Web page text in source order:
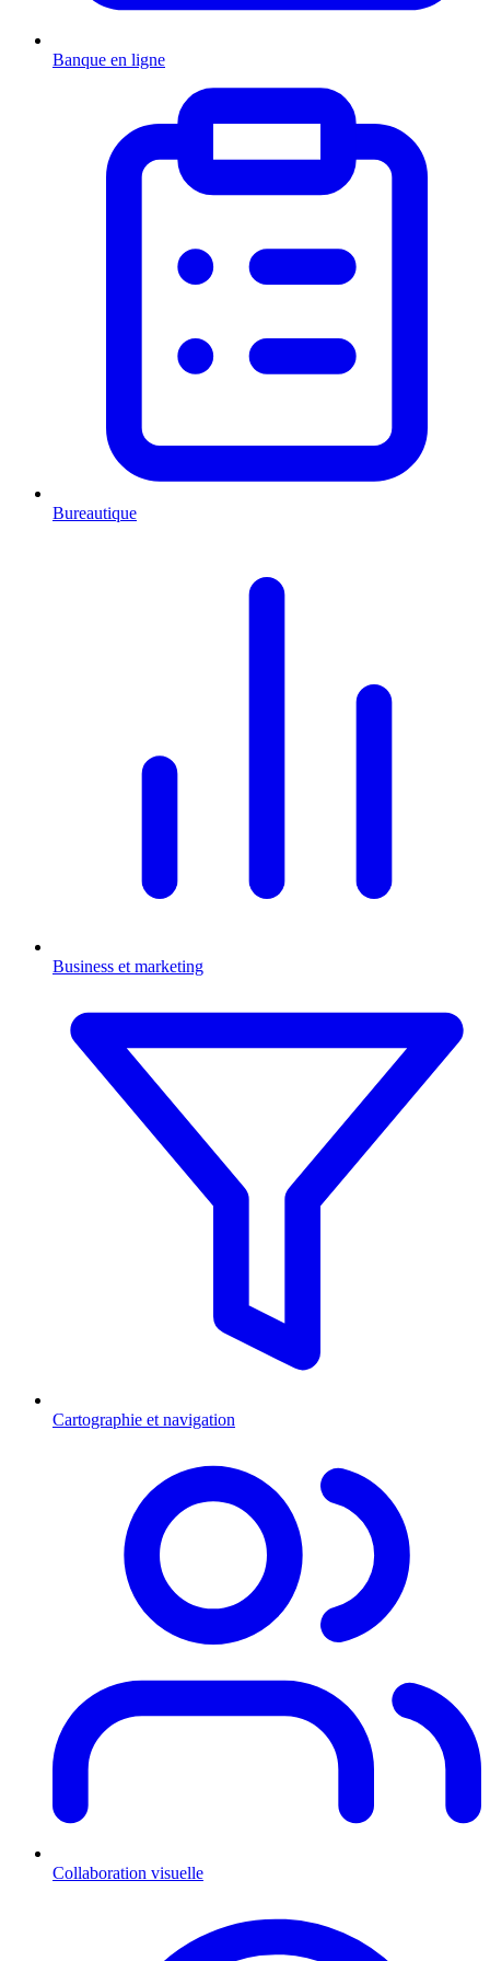
Banque en ligne
Bureautique
Business et marketing
Cartographie et navigation
Collaboration visuelle